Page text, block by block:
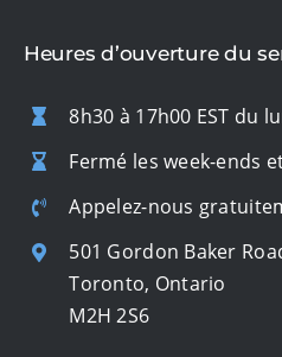
Heures d’ouverture du
8h30 à 17h00 EST du
Fermé les week-ends
Appelez-nous
501 Gordon Baker
Toronto, Ontario
M2H 2S6